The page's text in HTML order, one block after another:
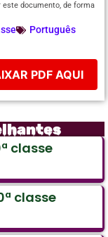
este documento, de forma
Português
PDF AQUI
classe
classe